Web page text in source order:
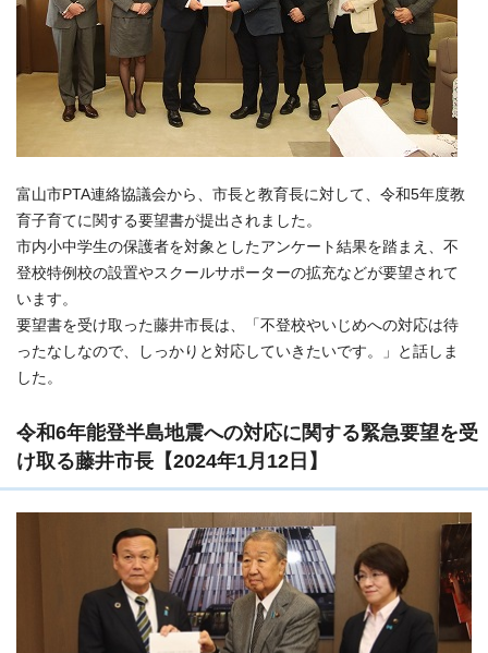
富山市PTA連絡協議会から、市長と教育長に対して、令和5年度教
育子育てに関する要望書が提出されました。
市内小中学生の保護者を対象としたアンケート結果を踏まえ、不
登校特例校の設置やスクールサポーターの拡充などが要望されて
います。
要望書を受け取った藤井市長は、「不登校やいじめへの対応は待
ったなしなので、しっかりと対応していきたいです。」と話しま
した。
令和6年能登半島地震への対応に関する緊急要望を受
け取る藤井市長【2024年1月12日】